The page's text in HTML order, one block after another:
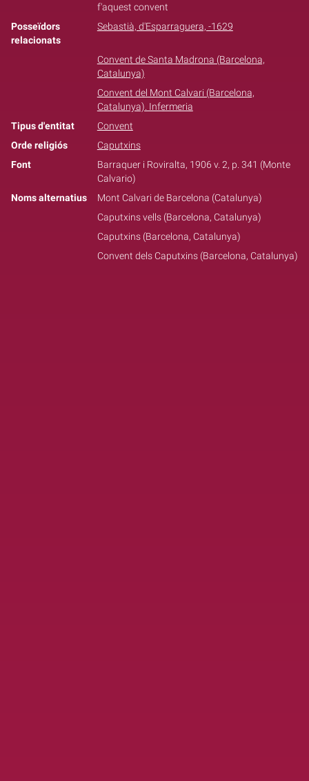
f'aquest convent
Posseïdors
relacionats
Sebastià, d'Esparraguera, -1629
Convent de Santa Madrona (Barcelona,
Catalunya)
Convent del Mont Calvari (Barcelona,
Catalunya). Infermeria
Tipus d'entitat
Convent
Orde religiós
Caputxins
Font
Barraquer i Roviralta, 1906 v. 2, p. 341 (Monte
Calvario)
Noms alternatius
Mont Calvari de Barcelona (Catalunya)
Caputxins vells (Barcelona, Catalunya)
Caputxins (Barcelona, Catalunya)
Convent dels Caputxins (Barcelona, Catalunya)